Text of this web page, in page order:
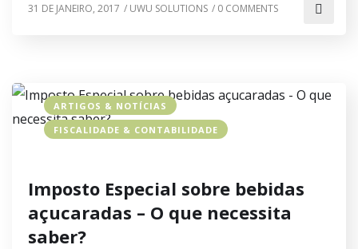
31 DE JANEIRO, 2017 / UWU SOLUTIONS / 0 COMMENTS
ARTIGOS & NOTÍCIAS
FISCALIDADE & CONTABILIDADE
Imposto Especial sobre bebidas
açucaradas – O que necessita
saber?